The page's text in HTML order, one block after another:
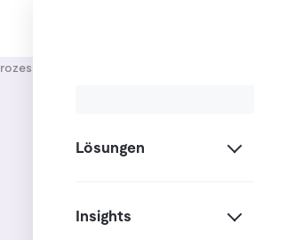
Lösungen
Insights
Transport Management